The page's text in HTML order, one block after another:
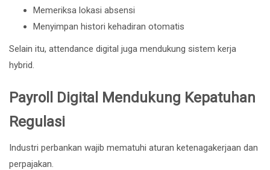
Memeriksa lokasi absensi
Menyimpan histori kehadiran otomatis
Selain itu, attendance digital juga mendukung sistem kerja
hybrid.
Payroll Digital Mendukung Kepatuhan
Regulasi
Industri perbankan wajib mematuhi aturan ketenagakerjaan dan
perpajakan.